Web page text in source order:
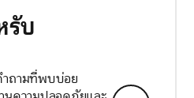
รับ
ถามที่พบบ่อย